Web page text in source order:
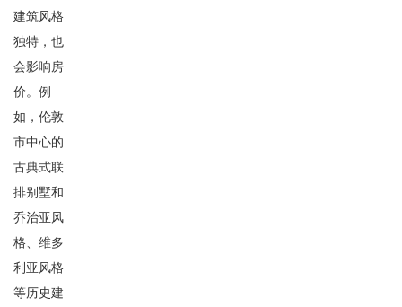
建筑风格
独特，也
会影响房
价。例
如，伦敦
市中心的
古典式联
排别墅和
乔治亚风
格、维多
利亚风格
等历史建